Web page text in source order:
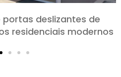
alumínio para quartos e
e privacidade